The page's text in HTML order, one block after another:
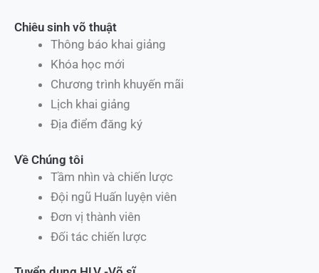
Chiêu sinh võ thuật
Thông báo khai giảng
Khóa học mới
Chương trình khuyến mãi
Lịch khai giảng
Địa điểm đăng ký
Về Chúng tôi
Tầm nhìn và chiến lược
Đội ngũ Huấn luyện viên
Đơn vị thành viên
Đối tác chiến lược